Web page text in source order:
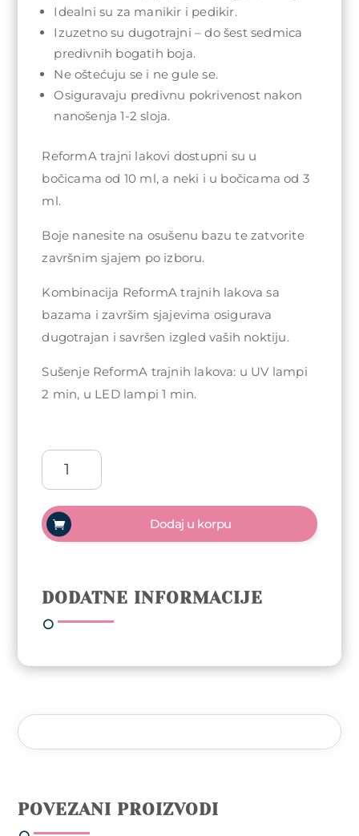
Idealni su za manikir i pedikir.
Izuzetno su dugotrajni – do šest sedmica
predivnih bogatih boja.
Ne oštećuju se i ne gule se.
Osiguravaju predivnu pokrivenost nakon
nanošenja 1-2 sloja.
ReformA trajni lakovi dostupni su u
bočicama od 10 ml, a neki i u bočicama od 3
ml.
Boje nanesite na osušenu bazu te zatvorite
završnim sjajem po izboru.
Kombinacija ReformA trajnih lakova sa
bazama i završim sjajevima osigurava
dugotrajan i savršen izgled vaših noktiju.
Sušenje ReformA trajnih lakova: u UV lampi
2 min, u LED lampi 1 min.
ReformA
polish
Trajni
lak
10ml
količina
Dodaj u korpu
DODATNE INFORMACIJE
POVEZANI PROIZVODI